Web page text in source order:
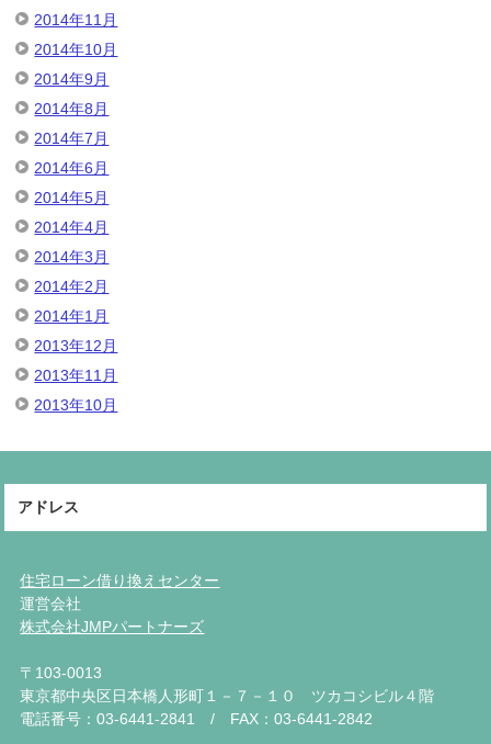
2014年11月
2014年10月
2014年9月
2014年8月
2014年7月
2014年6月
2014年5月
2014年4月
2014年3月
2014年2月
2014年1月
2013年12月
2013年11月
2013年10月
アドレス
住宅ローン借り換えセンター
運営会社
株式会社JMPパートナーズ
〒103-0013
東京都中央区日本橋人形町１－７－１０ ツカコシビル４階
電話番号：03-6441-2841 / FAX：03-6441-2842